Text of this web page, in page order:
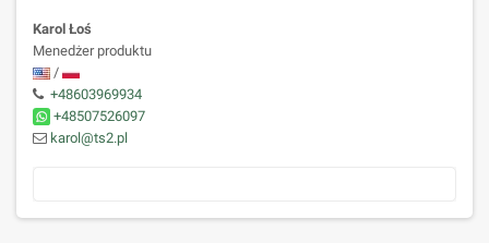
Karol Łoś
Menedżer produktu
/
+48603969934
+48507526097
karol@ts2.pl